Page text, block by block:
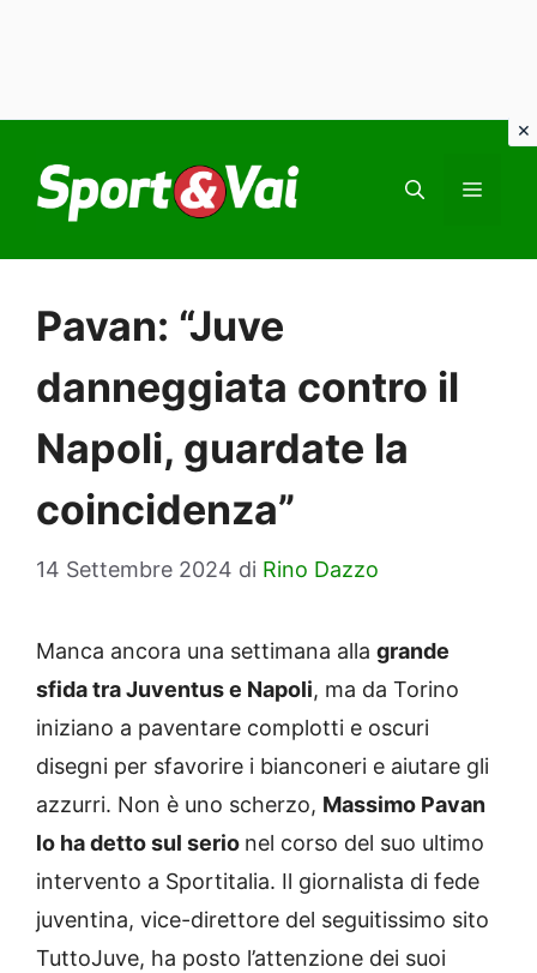
contenuto
Pavan: “Juve
danneggiata contro il
Napoli, guardate la
coincidenza”
14 Settembre 2024 di Rino Dazzo
Manca ancora una settimana alla grande
sfida tra Juventus e Napoli, ma da Torino
iniziano a paventare complotti e oscuri
disegni per sfavorire i bianconeri e aiutare gli
azzurri. Non è uno scherzo, Massimo Pavan
lo ha detto sul serio nel corso del suo ultimo
intervento a Sportitalia. Il giornalista di fede
juventina, vice-direttore del seguitissimo sito
TuttoJuve, ha posto l’attenzione dei suoi